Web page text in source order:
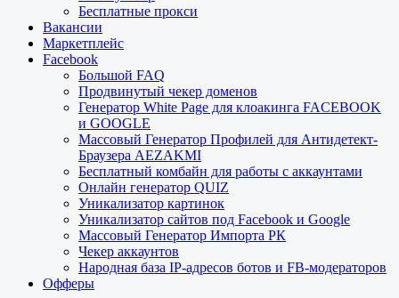
Бесплатные прокси
Вакансии
Маркетплейс
Facebook
Большой FAQ
Продвинутый чекер доменов
Генератор White Page для клоакинга FACEBOOK
и GOOGLE
Массовый Генератор Профилей для Антидетект-
Браузера AEZAKMI
Бесплатный комбайн для работы с аккаунтами
Онлайн генератор QUIZ
Уникализатор картинок
Уникализатор сайтов под Facebook и Google
Массовый Генератор Импорта РК
Чекер аккаунтов
Народная база IP-адресов ботов и FB-модераторов
Офферы